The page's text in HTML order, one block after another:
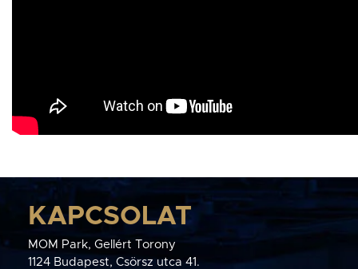
KAPCSOLAT
MOM Park, Gellért Torony
1124 Budapest, Csörsz utca 41.